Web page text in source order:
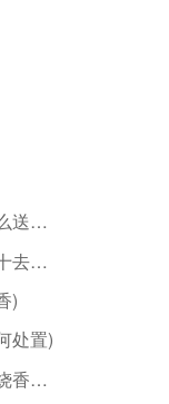
今年扫墓可以烧香吗(为什么送灶王爷烧香)
天宁寺烧香几点开门(年三十去大雁塔烧香)
)
处置)
安海寺庙开放烧香吗(怀阳烧香今年可以烧吗)